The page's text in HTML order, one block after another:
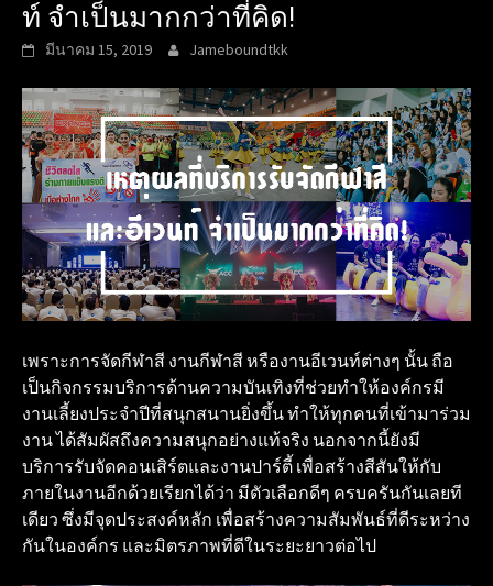
ท์ จำเป็นมากกว่าที่คิด!
มีนาคม 15, 2019 Jameboundtkk
เพราะการจัดกีฬาสี งานกีฬาสี หรืองานอีเวนท์ต่างๆ นั้น ถือ
เป็นกิจกรรมบริการด้านความบันเทิงที่ช่วยทำให้องค์กรมี
งานเลี้ยงประจำปีที่สนุกสนานยิ่งขึ้น ทำให้ทุกคนที่เข้ามาร่วม
งาน ได้สัมผัสถึงความสนุกอย่างแท้จริง นอกจากนี้ยังมี
บริการรับจัดคอนเสิร์ตและงานปาร์ตี้ เพื่อสร้างสีสันให้กับ
ภายในงานอีกด้วยเรียกได้ว่า มีตัวเลือกดีๆ ครบครันกันเลยที
เดียว ซึ่งมีจุดประสงค์หลัก เพื่อสร้างความสัมพันธ์ที่ดีระหว่าง
กันในองค์กร และมิตรภาพที่ดีในระยะยาวต่อไป